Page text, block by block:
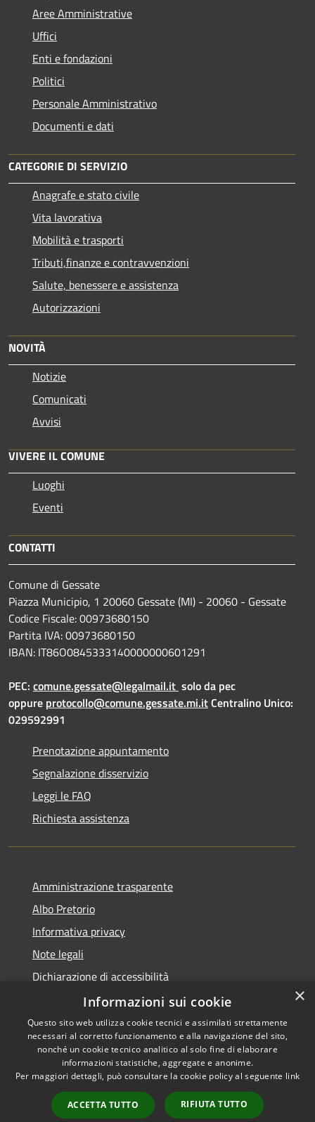
Aree Amministrative
Uffici
Enti e fondazioni
Politici
Personale Amministrativo
Documenti e dati
CATEGORIE DI SERVIZIO
Anagrafe e stato civile
Vita lavorativa
Mobilità e trasporti
Tributi,finanze e contravvenzioni
Salute, benessere e assistenza
Autorizzazioni
NOVITÀ
Notizie
Comunicati
Avvisi
VIVERE IL COMUNE
Luoghi
Eventi
CONTATTI
Comune di Gessate
Piazza Municipio, 1 20060 Gessate (MI) - 20060 - Gessate
Codice Fiscale: 00973680150
Partita IVA: 00973680150
IBAN: IT86O0845333140000000601291
PEC: comune.gessate@legalmail.it solo da pec
oppure protocollo@comune.gessate.mi.itCentralino Unico:
029592991
Prenotazione appuntamento
Segnalazione disservizio
Leggi le FAQ
Richiesta assistenza
Amministrazione trasparente
Albo Pretorio
Informativa privacy
Note legali
Dichiarazione di accessibilità
Dichiarazione di accessibilità dal 2025
RSS
Accessibilità
Copyright © 2026 • Comune di
Gessate • Powered by
Municipium•
Accesso
×
Informazioni sui cookie
Questo sito web utilizza cookie tecnici e assimilati strettamente
necessari al corretto funzionamento e alla navigazione del sito,
nonché un cookie tecnico analitico al solo fine di elaborare
informazioni statistiche, aggregate e anonime.
Per maggiori dettagli, può consultare la cookie policy al seguente link
ACCETTA TUTTO RIFIUTA TUTTO